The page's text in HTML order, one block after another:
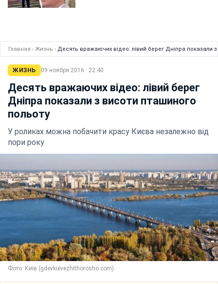
Главная › Жизнь › Десять вражаючих відео: лівий берег Дніпра показали
ЖИЗНЬ 09 ноября 2016 · 22:40
Десять вражаючих відео: лівий берег
Дніпра показали з висоти пташиного
польоту
У роликах можна побачити красу Києва незалежно від
пори року
Фото: Київ (gdevkievezhithorosho.com)